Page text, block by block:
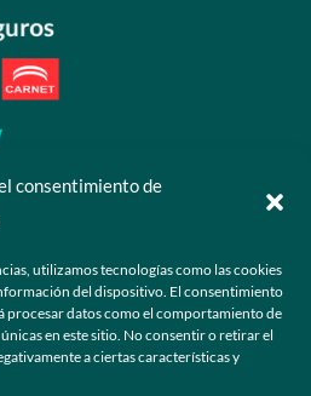
consentimiento de
utilizamos tecnologías como las cookies
del dispositivo. El consentimiento
procesar datos como el comportamiento de
en este sitio. No consentir o retirar el
a ciertas características y
(Ventas)